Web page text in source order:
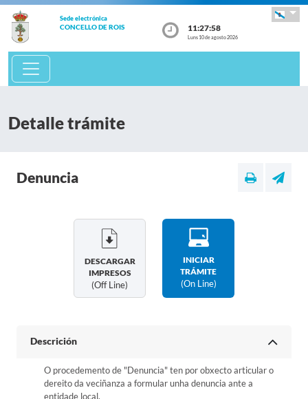
Sede electrónica
CONCELLO DE ROIS 11:27:58
Luns 10 de agosto 2026
Detalle trámite
Denuncia
DESCARGAR
IMPRESOS
(off Line)
INICIAR
TRÁMITE
(on Line)
Descrición
O procedemento de "Denuncia" ten por obxecto articular o
dereito da veciñanza a formular unha denuncia ante a
entidade local.